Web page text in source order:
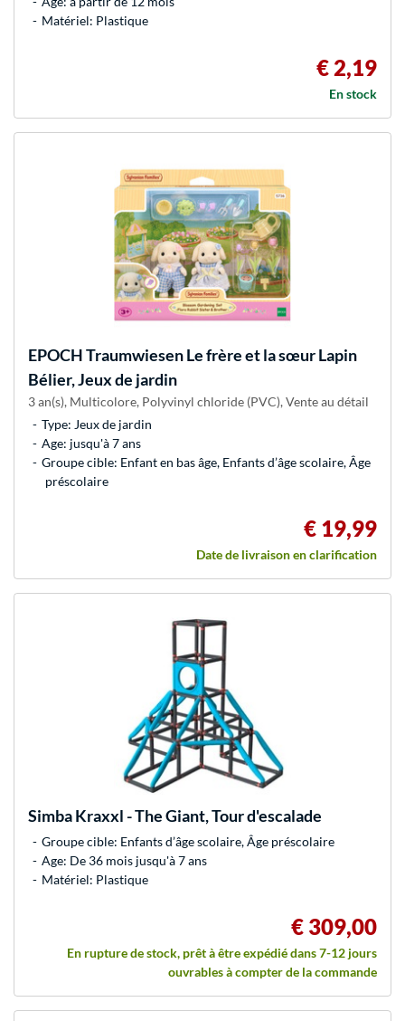
Matériel: Plastique
€ 2,19
En stock
EPOCH TraumwiesenLe frère et la sœur Lapin
Bélier, Jeux de jardin
3 an(s), Multicolore, Polyvinyl chloride (PVC), Vente au détail
Type: Jeux de jardin
Age: jusqu'à 7 ans
Groupe cible: Enfant en bas âge, Enfants d’âge scolaire, Âge
préscolaire
€ 19,99
Date de livraison en clarification
SimbaKraxxl - The Giant, Tour d'escalade
Groupe cible: Enfants d’âge scolaire, Âge préscolaire
Age: De 36 mois jusqu'à 7 ans
Matériel: Plastique
€ 309,00
En rupture de stock, prêt à être expédié dans 7-12 jours
ouvrables à compter de la commande